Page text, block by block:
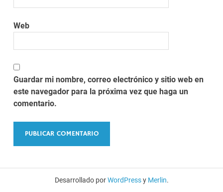
Web
Guardar mi nombre, correo electrónico y sitio web en
este navegador para la próxima vez que haga un
comentario.
Desarrollado porWordPressy Merlin.